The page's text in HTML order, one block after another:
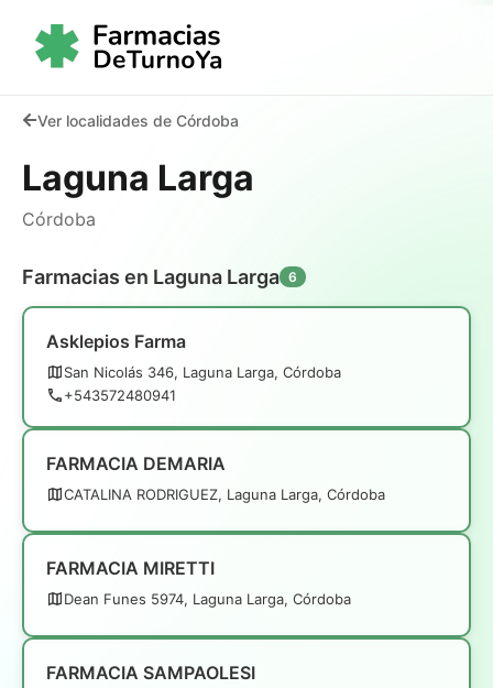
Ver localidades de Córdoba
Laguna Larga
Córdoba
Farmacias en Laguna Larga 6
Asklepios Farma
San Nicolás 346, Laguna Larga, Córdoba
+543572480941
FARMACIA DEMARIA
CATALINA RODRIGUEZ, Laguna Larga, Córdoba
FARMACIA MIRETTI
Dean Funes 5974, Laguna Larga, Córdoba
FARMACIA SAMPAOLESI